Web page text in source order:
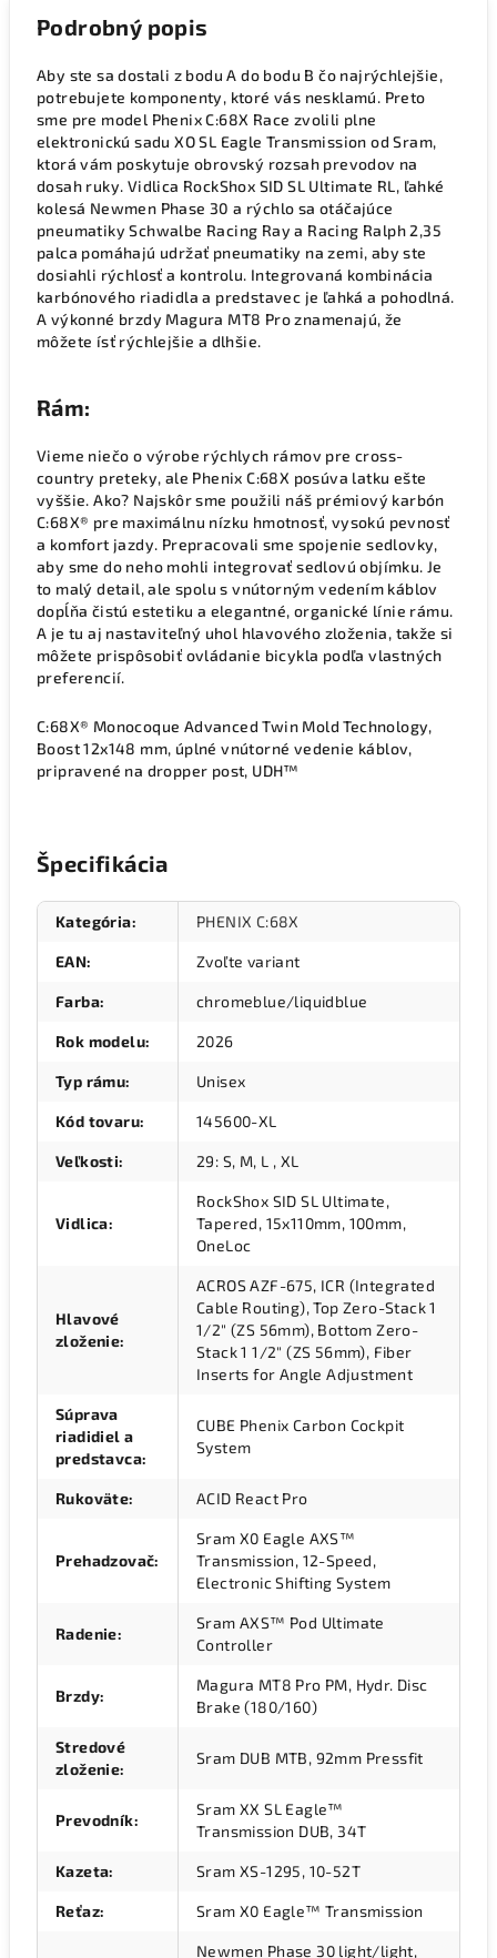
Podrobný popis
Aby ste sa dostali z bodu A do bodu B čo najrýchlejšie,
potrebujete komponenty, ktoré vás nesklamú. Preto
sme pre model Phenix C:68X Race zvolili plne
elektronickú sadu XO SL Eagle Transmission od Sram,
ktorá vám poskytuje obrovský rozsah prevodov na
dosah ruky. Vidlica RockShox SID SL Ultimate RL, ľahké
kolesá Newmen Phase 30 a rýchlo sa otáčajúce
pneumatiky Schwalbe Racing Ray a Racing Ralph 2,35
palca pomáhajú udržať pneumatiky na zemi, aby ste
dosiahli rýchlosť a kontrolu. Integrovaná kombinácia
karbónového riadidla a predstavec je ľahká a pohodlná.
A výkonné brzdy Magura MT8 Pro znamenajú, že
môžete ísť rýchlejšie a dlhšie.
Rám:
Vieme niečo o výrobe rýchlych rámov pre cross-
country preteky, ale Phenix C:68X posúva latku ešte
vyššie. Ako? Najskôr sme použili náš prémiový karbón
C:68X® pre maximálnu nízku hmotnosť, vysokú pevnosť
a komfort jazdy. Prepracovali sme spojenie sedlovky,
aby sme do neho mohli integrovať sedlovú objímku. Je
to malý detail, ale spolu s vnútorným vedením káblov
dopĺňa čistú estetiku a elegantné, organické línie rámu.
A je tu aj nastaviteľný uhol hlavového zloženia, takže si
môžete prispôsobiť ovládanie bicykla podľa vlastných
preferencií.
C:68X® Monocoque Advanced Twin Mold Technology,
Boost 12x148 mm, úplné vnútorné vedenie káblov,
pripravené na dropper post, UDH™
Špecifikácia
Kategória: PHENIX C:68X
EAN: Zvoľte variant
Farba: chromeblue/liquidblue
Rok modelu: 2026
Typ rámu: Unisex
Kód tovaru: 145600-XL
Veľkosti: 29: S, M, L , XL
Vidlica:
RockShox SID SL Ultimate,
Tapered, 15x110mm, 100mm,
OneLoc
Hlavové
zloženie:
ACROS AZF-675, ICR (Integrated
Cable Routing), Top Zero-Stack 1
1/2" (ZS 56mm), Bottom Zero-
Stack 1 1/2" (ZS 56mm), Fiber
Inserts for Angle Adjustment
Súprava
riadidiel a
predstavca:
CUBE Phenix Carbon Cockpit
System
Rukoväte: ACID React Pro
Prehadzovač:
Sram X0 Eagle AXS™
Transmission, 12-Speed,
Electronic Shifting System
Radenie:
Sram AXS™ Pod Ultimate
Controller
Brzdy:
Magura MT8 Pro PM, Hydr. Disc
Brake (180/160)
Stredové
zloženie:
Sram DUB MTB, 92mm Pressfit
Prevodník:
Sram XX SL Eagle™
Transmission DUB, 34T
Kazeta: Sram XS-1295, 10-52T
Reťaz: Sram X0 Eagle™ Transmission
Newmen Phase 30 light/light,